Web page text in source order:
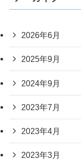
2026年6月
2025年9月
2024年9月
2023年7月
2023年4月
2023年3月